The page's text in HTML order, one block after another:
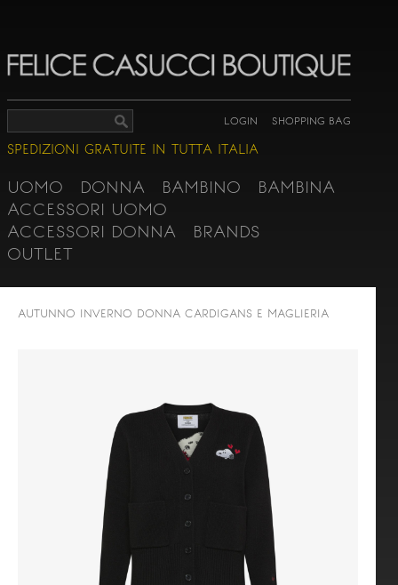
SPEDIZIONI GRATUITE IN TUTTA ITALIA
LOGIN SHOPPING BAG
UOMO DONNA BAMBINO
BAMBINA
ACCESSORI UOMO
ACCESSORI DONNA
BRANDS
OUTLET
AUTUNNO INVERNO DONNA CARDIGANS E MAGLIERIA